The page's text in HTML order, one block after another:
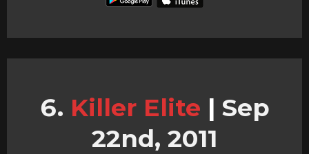
Killer Elite | Sep
22nd, 2011